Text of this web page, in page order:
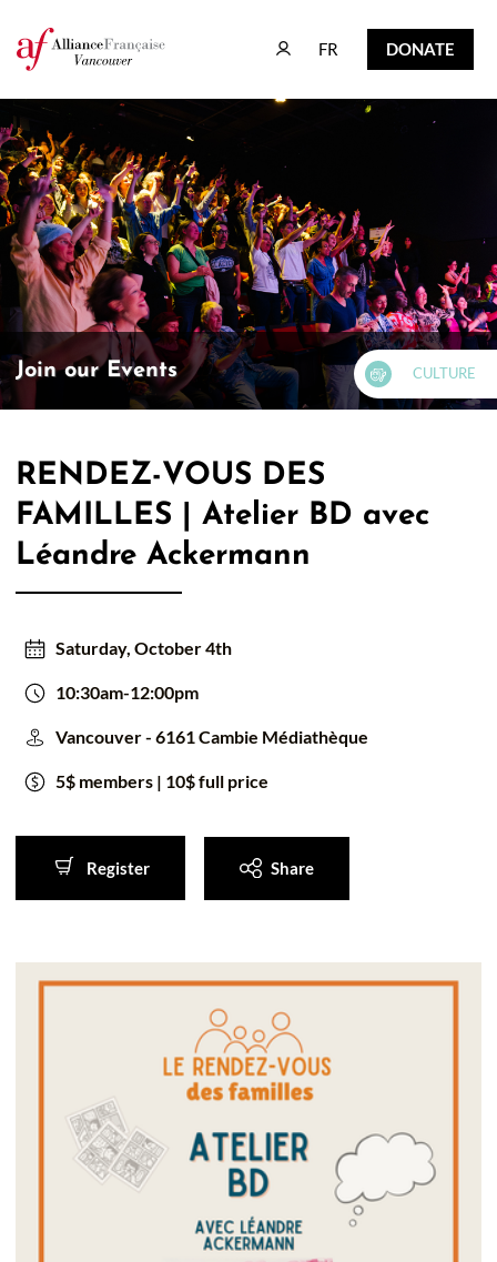
FR
FR DONATE
DONATE
Join our Events CULTURE
RENDEZ-VOUS DES
FAMILLES | Atelier BD avec
Léandre Ackermann
Saturday, October 4th
10:30am-12:00pm
Vancouver - 6161 Cambie Médiathèque
5$ members | 10$ full price
Register
Register
Share
50/50 Raffle for Education: Help our bursary program
and win big at the same time.
$17,500 Goal— Half Goes to the Winner!